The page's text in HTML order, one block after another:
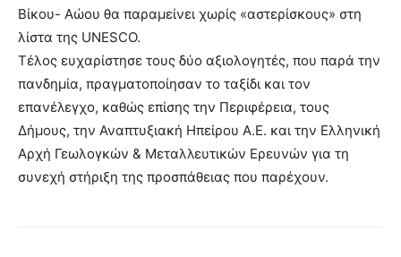
Βίκου- Αώου θα παραμείνει χωρίς «αστερίσκους» στη
λίστα της UNESCO.
Tέλος ευχαρίστησε τους δύο αξιολογητές, που παρά την
πανδημία, πραγματοποίησαν το ταξίδι και τον
επανέλεγχο, καθώς επίσης την Περιφέρεια, τους
Δήμους, την Αναπτυξιακή Ηπείρου Α.Ε. και την Ελληνική
Αρχή Γεωλογκών & Μεταλλευτικών Ερευνών για τη
συνεχή στήριξη της προσπάθειας που παρέχουν.